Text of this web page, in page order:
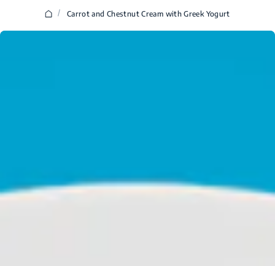
/ Carrot and Chestnut Cream with Greek Yogurt